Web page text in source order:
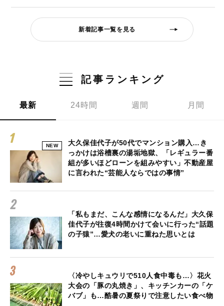
新着記事一覧を見る
記事ランキング
最新 24時間 週間 月間
NEW
大久保佳代子が50代でマンション購入…き
っかけは浴槽裏の湯垢地獄、「レギュラー番
組が多いほどローンを組みやすい」不動産屋
に言われた“芸能人ならではの事情”
「私もまだ、こんな感情になるんだ」大久保
佳代子が往復4時間かけて会いに行った“話題
の子猿”…愛犬の老いに重ねた思いとは
〈冷やしキュウリで510人食中毒も…〉花火
大会の「豚の丸焼き」、キッチンカーの「ケ
バブ」も…酷暑の夏祭りで注意したい食べ物